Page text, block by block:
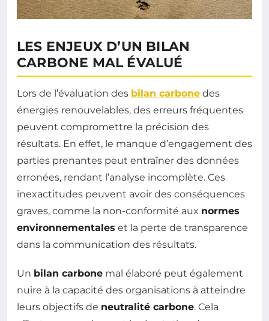
LES ENJEUX D’UN BILAN
CARBONE MAL ÉVALUÉ
Lors de l’évaluation des bilan carbone des
énergies renouvelables, des erreurs fréquentes
peuvent compromettre la précision des
résultats. En effet, le manque d’engagement des
parties prenantes peut entraîner des données
erronées, rendant l’analyse incomplète. Ces
inexactitudes peuvent avoir des conséquences
graves, comme la non-conformité aux normes
environnementales et la perte de transparence
dans la communication des résultats.
Un bilan carbone mal élaboré peut également
nuire à la capacité des organisations à atteindre
leurs objectifs de neutralité carbone. Cela